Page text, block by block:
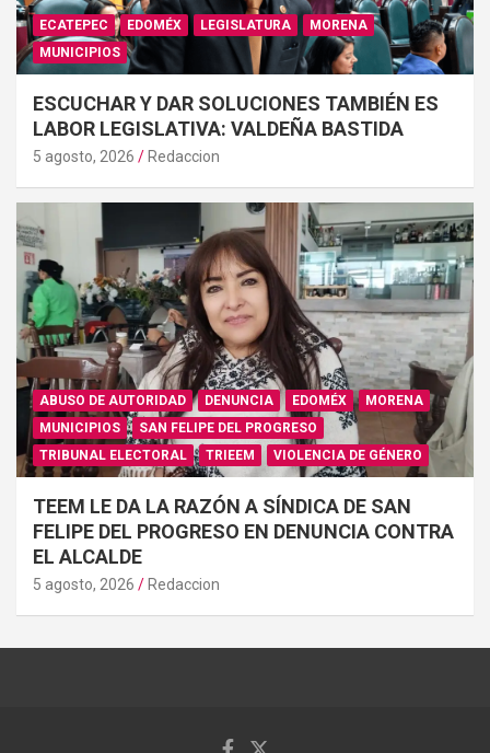
ECATEPEC EDOMÉX LEGISLATURA
MORENA
MUNICIPIOS
ESCUCHAR Y DAR SOLUCIONES TAMBIÉN ES
LABOR LEGISLATIVA: VALDEÑA BASTIDA
5 agosto, 2026 Redaccion
ABUSO DE AUTORIDAD DENUNCIA EDOMÉX
MORENA
MUNICIPIOS
SAN FELIPE DEL PROGRESO
TRIBUNAL ELECTORAL
TRIEEM VIOLENCIA DE GÉNERO
TEEM LE DA LA RAZÓN A SÍNDICA DE SAN
FELIPE DEL PROGRESO EN DENUNCIA CONTRA
EL ALCALDE
5 agosto, 2026 Redaccion